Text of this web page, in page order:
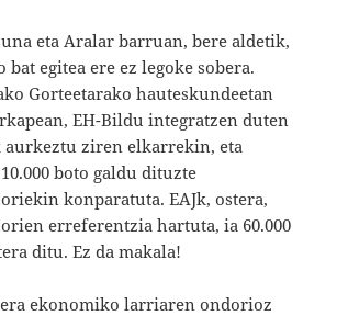
eta Aralar barruan, bere aldetik,
egitea ere ez legoke sobera.
Gorteetarako hauteskundeetan
EH-Bildu integratzen duten
ziren elkarrekin, eta
boto galdu dituzte
konparatuta. EAJk, ostera,
erreferentzia hartuta, ia 60.000
ditu. Ez da makala!
ekonomiko larriaren ondorioz